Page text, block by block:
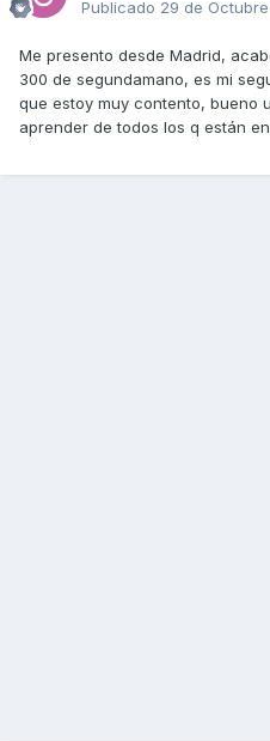
Publicado 29 de
Me presento desde Madrid,
300 de segundamano, es mi
que estoy muy contento, bueno
aprender de todos los q están